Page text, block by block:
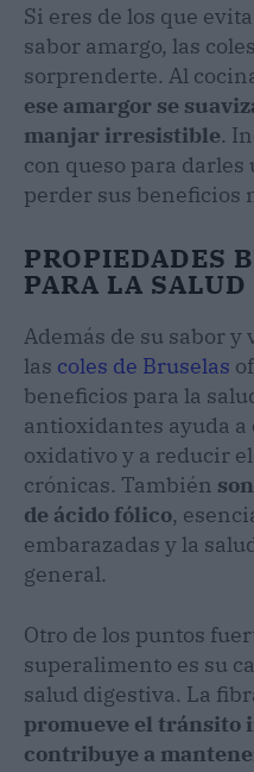
Si eres de los que
sabor amargo, las
sorprenderte. Al
ese amargor se
manjar irresistible.
con queso para
perder sus beneficios
PROPIEDADES
PARA LA SALUD
Además de su sabor
las coles de Bruselas
beneficios para la
antioxidantes ayuda
oxidativo y a reducir
crónicas. También
de ácido fólico,
embarazadas y la
general.
Otro de los puntos
superalimento es su
salud digestiva. La
promueve el tránsito
contribuye a